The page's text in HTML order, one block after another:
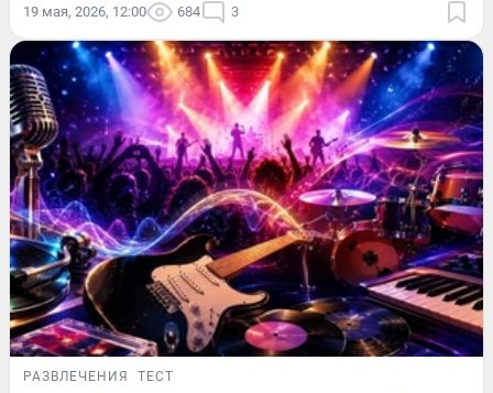
19 мая, 2026, 12:00 684 3
РАЗВЛЕЧЕНИЯ ТЕСТ